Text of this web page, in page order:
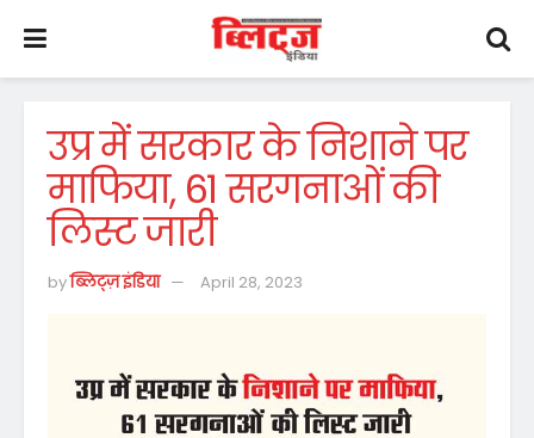
उप्र में सरकार के निशाने पर
माफिया, 61 सरगनाओं की
लिस्ट जारी
byब्लिट्ज़ इंडिया April 28, 2023